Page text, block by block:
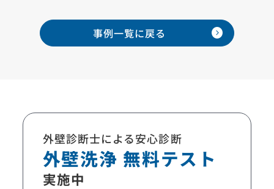
事例一覧に戻る expand_circle_right
外壁診断士による安心診断
外壁洗浄 無料テスト
実施中